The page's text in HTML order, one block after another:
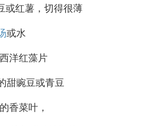
或红薯，切得很薄
或水
洋红藻片
甜豌豆或青豆
香菜叶，